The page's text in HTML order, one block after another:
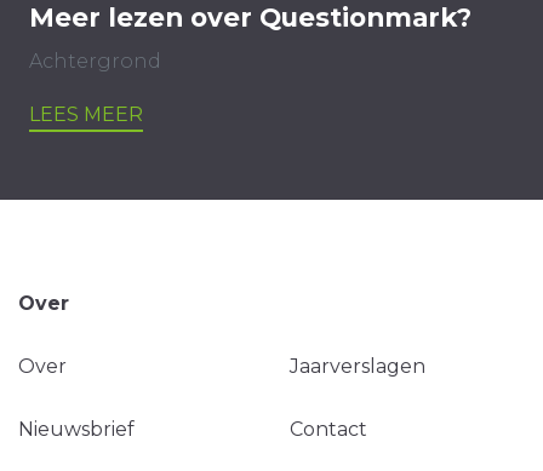
Meer lezen over Questionmark?
Achtergrond
LEES MEER
Over
Over Jaarverslagen
Nieuwsbrief Contact